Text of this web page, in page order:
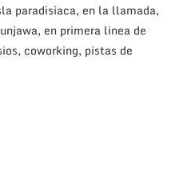
paradisiaca, en la llamada,
en primera linea de
coworking, pistas de